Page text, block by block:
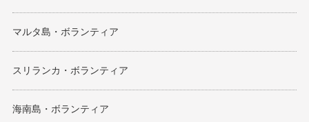
マルタ島・ボランティア
スリランカ・ボランティア
海南島・ボランティア